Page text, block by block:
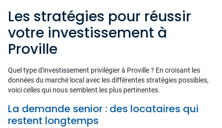
Les stratégies pour réussir
votre investissement à
Proville
Quel type d'investissement privilégier à Proville ? En croisant les
données du marché local avec les différentes stratégies possibles,
voici celles qui nous semblent les plus pertinentes.
La demande senior : des locataires qui
restent longtemps